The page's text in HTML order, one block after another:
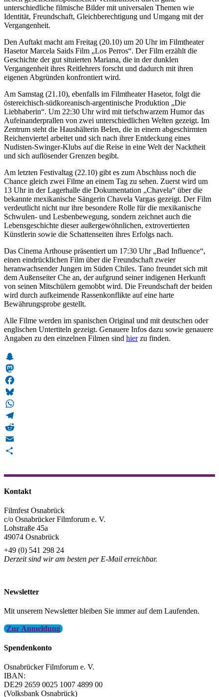
unterschiedliche filmische Bilder mit universalen Themen wie
Identität, Freundschaft, Gleichberechtigung und Umgang mit der
Vergangenheit.
Den Auftakt macht am Freitag (20.10) um 20 Uhr im Filmtheater
Hasetor Marcela Saids Film „Los Perros“. Der Film erzählt die
Geschichte der gut situierten Mariana, die in der dunklen
Vergangenheit ihres Reitlehrers forscht und dadurch mit ihren
eigenen Abgründen konfrontiert wird.
Am Samstag (21.10), ebenfalls im Filmtheater Hasetor, folgt die
östereichisch-südkoreanisch-argentinische Produktion „Die
Liebhaberin“. Um 22:30 Uhr wird mit tiefschwarzem Humor das
Aufeinanderprallen von zwei unterschiedlichen Welten gezeigt. Im
Zentrum steht die Haushälterin Belen, die in einem abgeschirmten
Reichenviertel arbeitet und sich nach ihrer Entdeckung eines
Nudisten-Swinger-Klubs auf die Reise in eine Welt der Nacktheit
und sich auflösender Grenzen begibt.
Am letzten Festivaltag (22.10) gibt es zum Abschluss noch die
Chance gleich zwei Filme an einem Tag zu sehen. Zuerst wird um
13 Uhr in der Lagerhalle die Dokumentation „Chavela“ über die
bekannte mexikanische Sängerin Chavela Vargas gezeigt. Der Film
verdeutlicht nicht nur ihre besondere Rolle für die mexikanische
Schwulen- und Lesbenbewegung, sondern zeichnet auch die
Lebensgeschichte dieser außergewöhnlichen, extrovertierten
Künstlerin sowie die Schattenseiten ihres Erfolgs nach.
Das Cinema Arthouse präsentiert um 17:30 Uhr „Bad Influence“,
einen eindrücklichen Film über die Freundschaft zweier
heranwachsender Jungen im Süden Chiles. Tano freundet sich mit
dem Außenseiter Che an, der aufgrund seiner indigenen Herkunft
von seinen Mitschülern gemobbt wird. Die Freundschaft der beiden
wird durch aufkeimende Rassenkonflikte auf eine harte
Bewährungsprobe gestellt.
Alle Filme werden im spanischen Original und mit deutschen oder
englischen Untertiteln gezeigt. Genauere Infos dazu sowie genauere
Angaben zu den einzelnen Filmen sind hierzu finden.
Snapchat
Mastodon
Facebook
Bluesky
WhatsApp
Telegram
Reddit
Email
Kontakt
Filmfest Osnabrück
c/o Osnabrücker Filmforum e. V.
Lohstraße 45a
49074 Osnabrück
+49 (0) 541 298 24
Derzeit sind wir am besten per E-Mail erreichbar.
Newsletter
Mit unserem Newsletter bleiben Sie immer auf dem Laufenden.
Zur Anmeldung
Spendenkonto
Osnabrücker Filmforum e. V.
IBAN:
DE29 2659 0025 1007 4899 00
(Volksbank Osnabrück)